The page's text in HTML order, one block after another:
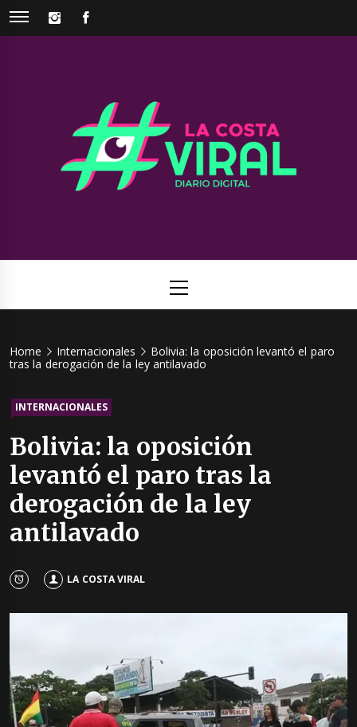
Skip
INSTAGRAM
Viral
Menu
Home Internacionales
Bolivia: la oposición levantó el paro
tras la derogación de la ley antilavado
INTERNACIONALES
Bolivia: la oposición
levantó el paro tras la
derogación de la ley
antilavado
LA COSTA VIRAL